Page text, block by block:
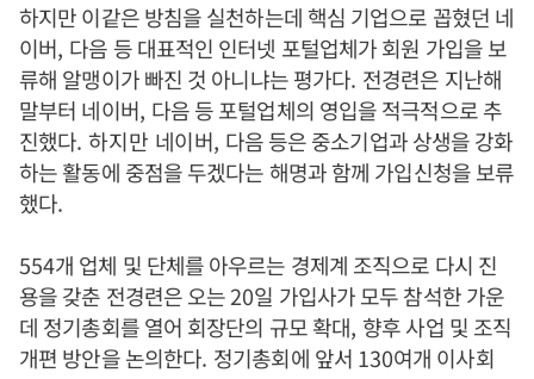
하지만 이같은 방침을 실천하는데 핵심 기업으로 꼽혔던 네
이버, 다음 등 대표적인 인터넷 포털업체가 회원 가입을 보
류해 알맹이가 빠진 것 아니냐는 평가다. 전경련은 지난해
말부터 네이버, 다음 등 포털업체의 영입을 적극적으로 추
진했다. 하지만 네이버, 다음 등은 중소기업과 상생을 강화
하는 활동에 중점을 두겠다는 해명과 함께 가입신청을 보류
했다.
554개 업체 및 단체를 아우르는 경제계 조직으로 다시 진
용을 갖춘 전경련은 오는20일 가입사가 모두 참석한 가운
데 정기총회를 열어 회장단의 규모 확대, 향후 사업 및 조직
개편 방안을 논의한다. 정기총회에 앞서 130여개 이사회